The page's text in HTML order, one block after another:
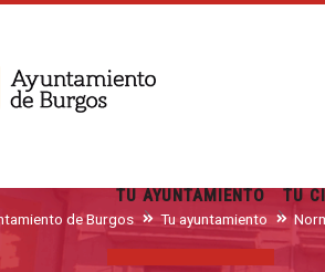
TU AYUNTAMIENTO TU
de Burgos Tu ayuntamiento